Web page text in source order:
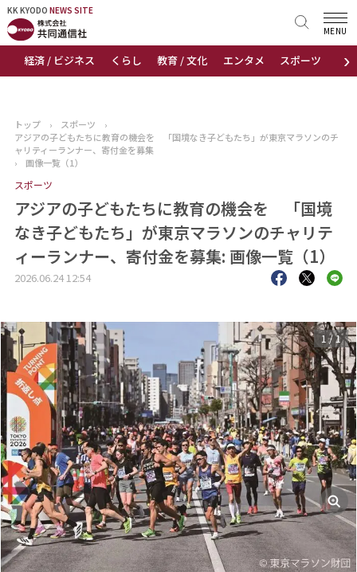
KK KYODO NEWS SITE
›
経済 / ビジネス くらし 教育 / 文化 エンタメ スポーツ 地域
MENU
KK KYODONEWS SITE
トップページ
ニュース
おすすめコンテンツ
出版物
会社概要
トップ › スポーツ
›
アジアの子どもたちに教育の機会を 「国境なき子どもたち」が東京マラソンのチ
ャリティーランナー、寄付金を募集
›
画像一覧（1）
スポーツ
アジアの子どもたちに教育の機会を 「国境
なき子どもたち」が東京マラソンのチャリテ
ィーランナー、寄付金を募集: 画像一覧（1）
2026.06.24 12:54
1 /1